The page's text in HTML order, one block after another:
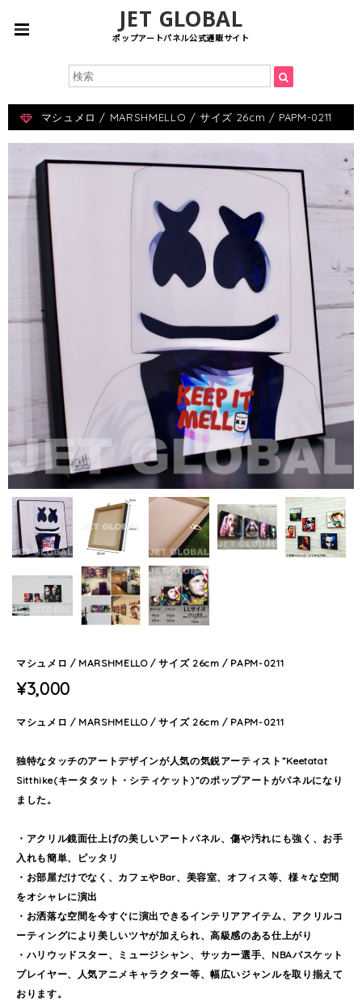
JET GLOBAL
ポップアートパネル公式通販サイト
マシュメロ / MARSHMELLO / サイズ 26cm / PAPM-0211
マシュメロ / MARSHMELLO / サイズ 26cm / PAPM-0211
¥3,000
マシュメロ / MARSHMELLO / サイズ 26cm / PAPM-0211
独特なタッチのアートデザインが人気の気鋭アーティスト”Keetatat
Sitthike(キータタット・シティケット)”のポップアートがパネルになり
ました。
・アクリル鏡面仕上げの美しいアートパネル、傷や汚れにも強く、お手
入れも簡単、ピッタリ
・お部屋だけでなく、カフェやBar、美容室、オフィス等、様々な空間
をオシャレに演出
・お洒落な空間を今すぐに演出できるインテリアアイテム、アクリルコ
ーティングにより美しいツヤが加えられ、高級感のある仕上がり
・ハリウッドスター、ミュージシャン、サッカー選手、NBAバスケット
プレイヤー、人気アニメキャラクター等、幅広いジャンルを取り揃えて
おります。